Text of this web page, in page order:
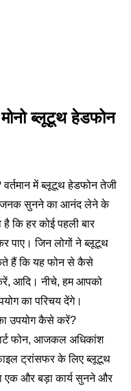
ब्लूटूथ हेडफोन
में ब्लूटूथ हेडफोन तेजी
सुनने का आनंद लेने के
कि हर कोई पहली बार
पाए। जिन लोगों ने ब्लूटूथ
हैं कि यह फोन से कैसे
आदि। नीचे, हम आपको
का परिचय देंगे।
उपयोग कैसे करें?
फोन, आजकल अधिकांश
ट्रांसफर के लिए ब्लूटूथ
एक और बड़ा कार्य सुनने और